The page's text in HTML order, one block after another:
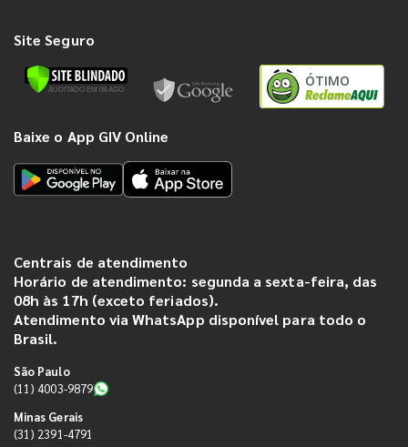
Site Seguro
ÓTIMO
Baixe o App GIV Online
Centrais de atendimento
Horário de atendimento: segunda a sexta-feira, das
08h às 17h (exceto feriados).
Atendimento via WhatsApp disponível para todo o
Brasil.
São Paulo
(11) 4003-9879
Minas Gerais
(31) 2391-4791